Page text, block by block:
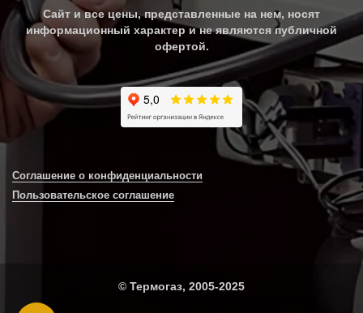
Сайт и все цены, представленные на нем, носят
информационный характер и не являются публичной
офертой.
Соглашение о конфиденциальности
Пользовательское соглашение
© Термогаз, 2005-2025